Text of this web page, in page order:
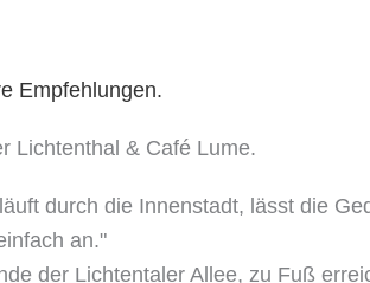
Empfehlungen.
Lichtenthal & Café Lume.
durch die Innenstadt, lässt die
an."
der Lichtentaler Allee, zu Fuß